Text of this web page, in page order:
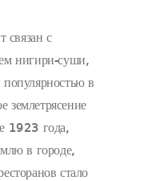
с
нигири-суши,
популярностью в
1923 года,
в городе,
стало